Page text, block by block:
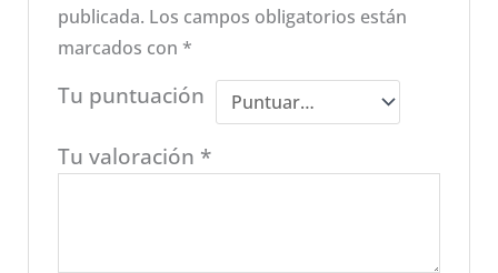
publicada. Los campos obligatorios están
marcados con *
Tu puntuación
Tu valoración *